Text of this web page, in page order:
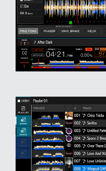
프 하세요!